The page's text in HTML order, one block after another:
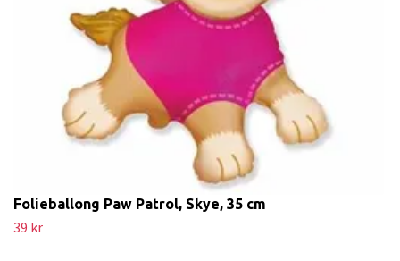
Folieballong Paw Patrol, Skye, 35 cm
39 kr